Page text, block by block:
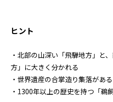
ヒント
・北部の山深い「飛騨地方」と
方」に大きく分かれる
・世界遺産の合掌造り集落がある
・1300年以上の歴史を持つ「鵜